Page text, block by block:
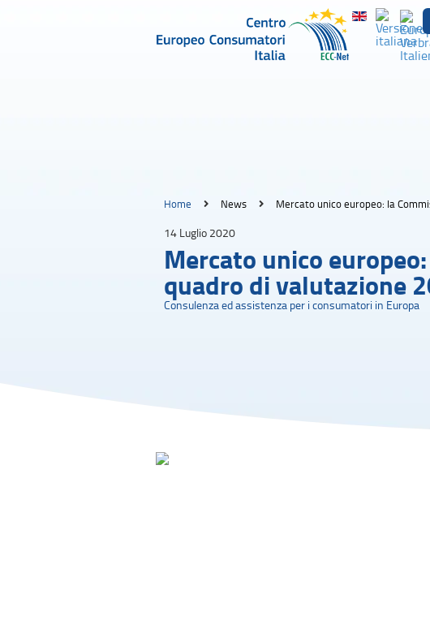
Home News Mercato unico europeo: la
14 Luglio 2020
Mercato unico
quadro di valutazione
Consulenza ed assistenza per i consumatori in Europa